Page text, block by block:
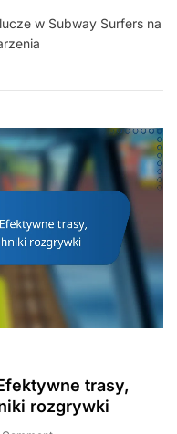
Darmowych
Grze,
W
Społeczności,
Promocje
W
Społecznościowych
w Subway Surfers na
trasy,
rozgrywki